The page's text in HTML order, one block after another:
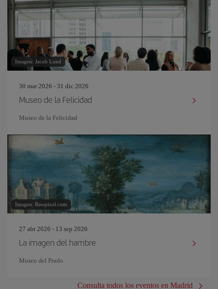
Imagen: Jacob Lund
30 mar 2026 - 31 dic 2026
Museo de la Felicidad
Museo de la Felicidad
Imagen: Rawpixel.com
27 abr 2026 - 13 sep 2026
La imagen del hambre
Museo del Prado
Consulta todos los eventos en Madrid